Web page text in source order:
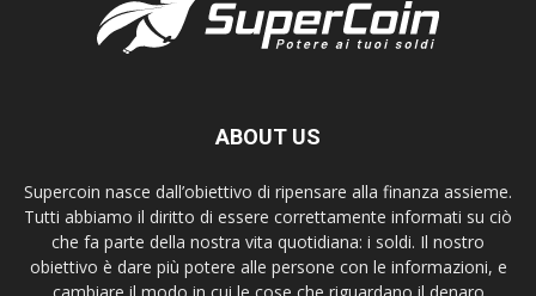
ABOUT US
Supercoin nasce dall’obiettivo di ripensare alla finanza assieme.
Tutti abbiamo il diritto di essere correttamente informati su ciò
che fa parte della nostra vita quotidiana: i soldi. Il nostro
obiettivo è dare più potere alle persone con le informazioni, e